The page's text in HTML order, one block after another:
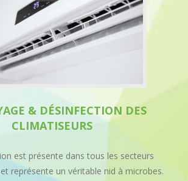
& DÉSINFECTION DES
CLIMATISEURS
est présente dans tous les secteurs
représente un véritable nid à microbes.